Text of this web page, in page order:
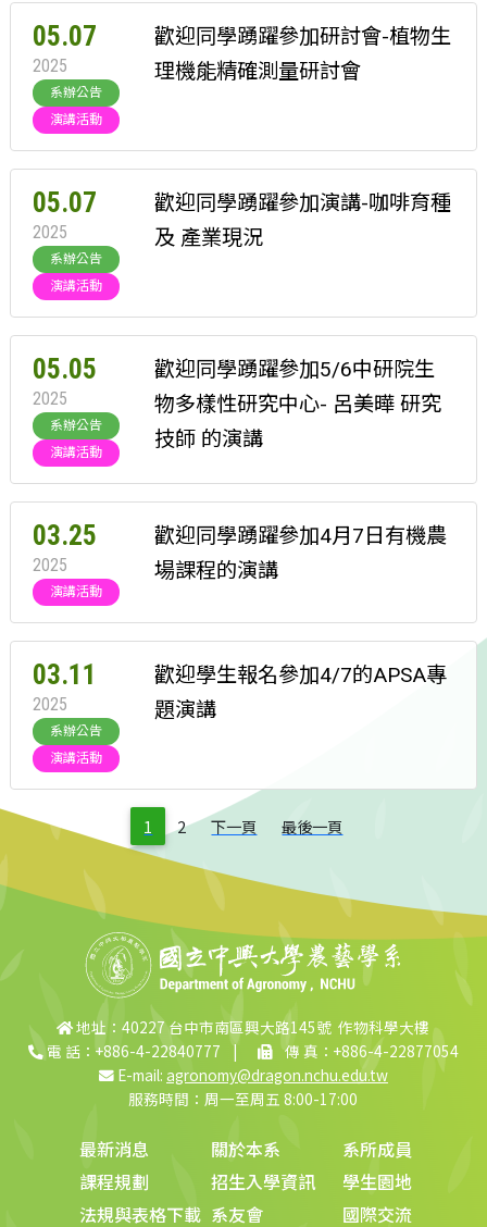
05.07
2025
系辦公告
演講活動
歡迎同學踴躍參加研討會-植物生
理機能精確測量研討會
05.07
2025
系辦公告
演講活動
歡迎同學踴躍參加演講-咖啡育種
及 產業現況
05.05
2025
系辦公告
演講活動
歡迎同學踴躍參加5/6中研院生
物多樣性研究中心- 呂美曄 研究
技師 的演講
03.25
2025
演講活動
歡迎同學踴躍參加4月7日有機農
場課程的演講
03.11
2025
系辦公告
演講活動
歡迎學生報名參加4/7的APSA專
題演講
1 2 下一頁 最後一頁
地址：40227 台中市南區興大路145號 作物科學大樓
電 話：+886-4-22840777 |
傳 真：+886-4-22877054
E-mail: agronomy@dragon.nchu.edu.tw
服務時間：周一至周五 8:00-17:00
最新消息 關於本系
系所成員
課程規劃
招生入學資訊
學生園地
法規與表格下載 系友會 國際交流